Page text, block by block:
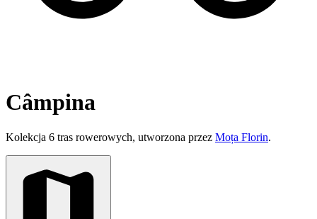
Câmpina
Kolekcja 6 tras rowerowych, utworzona przez Moța Florin.